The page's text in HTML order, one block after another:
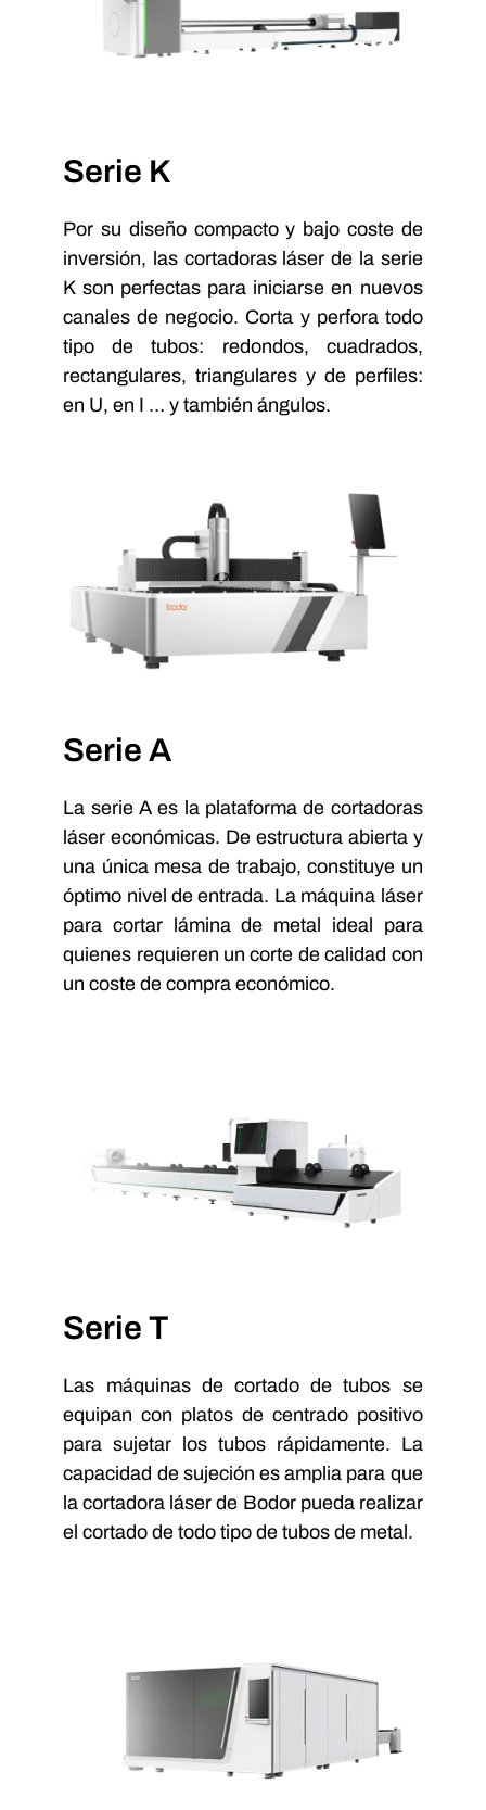
Serie K
Por su diseño compacto y bajo coste de
inversión, las cortadoras láser de la serie
K son perfectas para iniciarse en nuevos
canales de negocio. Corta y perfora todo
tipo de tubos: redondos, cuadrados,
rectangulares, triangulares y de perfiles:
en U, en I … y también ángulos.
Serie A
La serie A es la plataforma de cortadoras
láser económicas. De estructura abierta y
una única mesa de trabajo, constituye un
óptimo nivel de entrada. La máquina láser
para cortar lámina de metal ideal para
quienes requieren un corte de calidad con
un coste de compra económico.
Serie T
Las máquinas de cortado de tubos se
equipan con platos de centrado positivo
para sujetar los tubos rápidamente. La
capacidad de sujeción es amplia para que
la cortadora láser de Bodor pueda realizar
el cortado de todo tipo de tubos de metal.